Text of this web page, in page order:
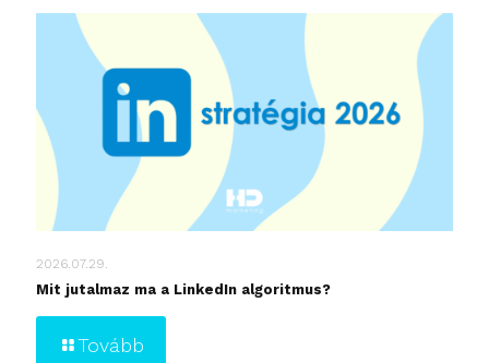
2026.07.29.
Mit jutalmaz ma a LinkedIn algoritmus?
Tovább